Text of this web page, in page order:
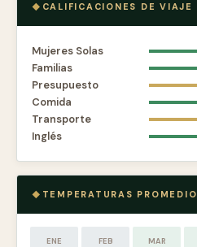
CALIFICACIONES DE VIAJE
Mujeres Solas
Familias
Presupuesto
Comida
Transporte
Inglés
TEMPERATURAS PROMEDIO
ENE FEB MAR